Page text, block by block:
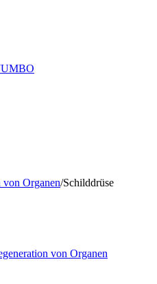
von Organen/Schilddrüse
von Organen